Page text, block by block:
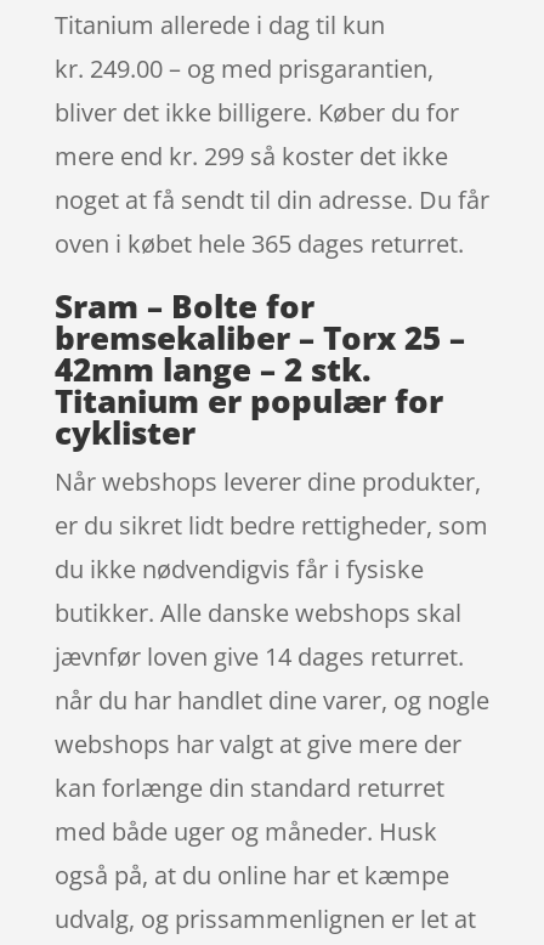
Titanium allerede i dag til kun
kr. 249.00 – og med prisgarantien,
bliver det ikke billigere. Køber du for
mere end kr. 299 så koster det ikke
noget at få sendt til din adresse. Du får
oven i købet hele 365 dages returret.
Sram – Bolte for
bremsekaliber – Torx 25 –
42mm lange – 2 stk.
Titanium er populær for
cyklister
Når webshops leverer dine produkter,
er du sikret lidt bedre rettigheder, som
du ikke nødvendigvis får i fysiske
butikker. Alle danske webshops skal
jævnfør loven give 14 dages returret.
når du har handlet dine varer, og nogle
webshops har valgt at give mere der
kan forlænge din standard returret
med både uger og måneder. Husk
også på, at du online har et kæmpe
udvalg, og prissammenlignen er let at